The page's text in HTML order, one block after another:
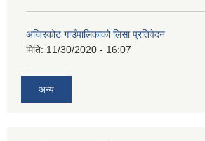
अजिरकोट गाउँपालिकाको लिसा प्रतिवेदन
मिति: 11/30/2020 - 16:07
अन्य